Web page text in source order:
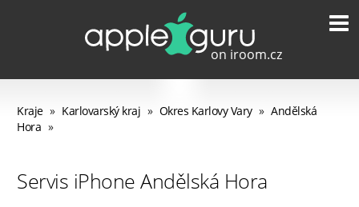
Kraje » Karlovarský kraj » Okres Karlovy Vary » Andělská
Hora »
Servis iPhone Andělská Hora